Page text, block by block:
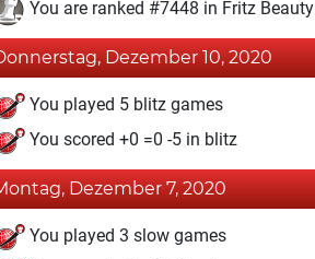
You are ranked #7448 in Fritz Beauty
Dezember 10, 2020
You played 5 blitz games
You scored +0 =0 -5 in blitz
Dezember 7, 2020
You played 3 slow games